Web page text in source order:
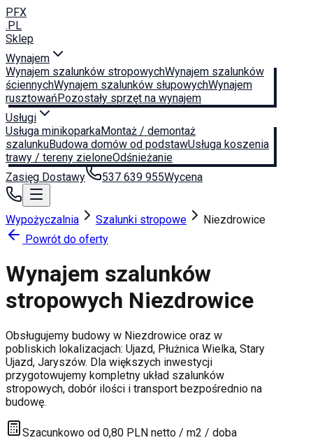
PFX
.PL
Sklep
Wynajem
Wynajem szalunków stropowychWynajem szalunków
ściennychWynajem szalunków słupowychWynajem
rusztowańPozostały sprzęt na wynajem
Usługi
Usługa minikoparkaMontaż / demontaż
szalunkuBudowa domów od podstawUsługa koszenia
trawy / tereny zieloneOdśnieżanie
Zasięg Dostawy
537 639 955Wycena
Wypożyczalnia Szalunki stropowe
Niezdrowice
Powrót do oferty
Wynajem szalunków
stropowych Niezdrowice
Obsługujemy budowy w Niezdrowice oraz w
pobliskich lokalizacjach: Ujazd, Płużnica Wielka, Stary
Ujazd, Jaryszów. Dla większych inwestycji
przygotowujemy kompletny układ szalunków
stropowych, dobór ilości i transport bezpośrednio na
budowę.
Szacunkowo od 0,80 PLN netto / m2 / doba